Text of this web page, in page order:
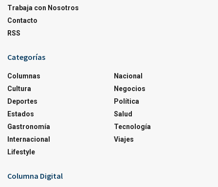
Trabaja con Nosotros
Contacto
RSS
Categorías
Columnas
Cultura
Deportes
Estados
Gastronomía
Internacional
Lifestyle
Nacional
Negocios
Política
Salud
Tecnología
Viajes
Columna Digital